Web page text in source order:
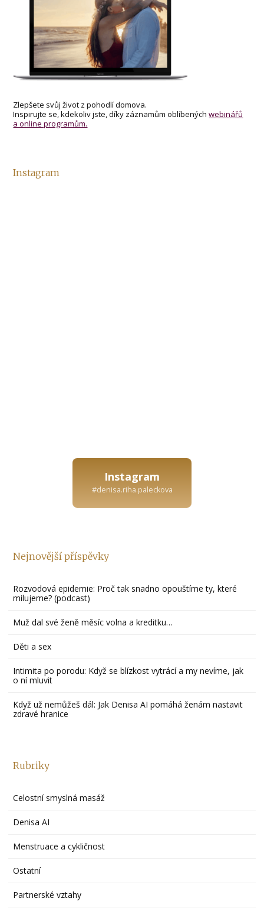
Zlepšete svůj život z pohodlí domova.
Inspirujte se, kdekoliv jste, díky záznamům oblíbenýchwebinářů
a online programům.
Instagram
Instagram
#denisa.riha.paleckova
Nejnovější příspěvky
Rozvodová epidemie: Proč tak snadno opouštíme ty, které
milujeme? (podcast)
Muž dal své ženě měsíc volna a kreditku…
Děti a sex
Intimita po porodu: Když se blízkost vytrácí a my nevíme, jak
o ní mluvit
Když už nemůžeš dál: Jak Denisa AI pomáhá ženám nastavit
zdravé hranice
Rubriky
Celostní smyslná masáž
Denisa AI
Menstruace a cykličnost
Ostatní
Partnerské vztahy